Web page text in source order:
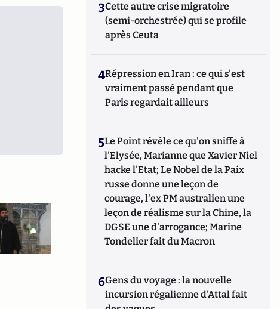
3Cette autre crise migratoire
(semi-orchestrée) qui se profile
après Ceuta
4Répression en Iran : ce qui s'est
vraiment passé pendant que
Paris regardait ailleurs
5Le Point révèle ce qu'on sniffe à
l'Elysée, Marianne que Xavier Niel
hacke l'Etat; Le Nobel de la Paix
russe donne une leçon de
courage, l'ex PM australien une
leçon de réalisme sur la Chine, la
DGSE une d'arrogance; Marine
Tondelier fait du Macron
6Gens du voyage : la nouvelle
incursion régalienne d'Attal fait